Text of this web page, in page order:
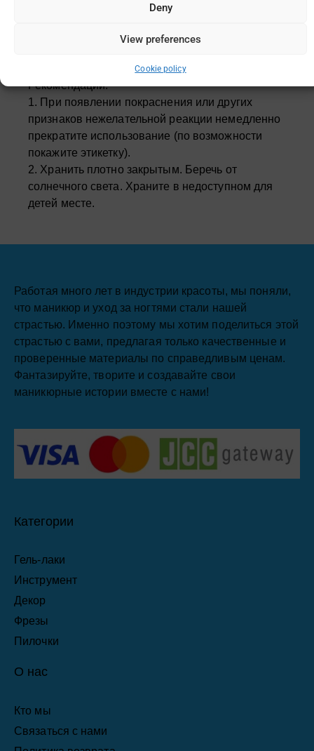
Deny
View preferences
Cookie policy
магнитным лаком для ногтей Cat.
Можно легко получить магнитный эффект
Рекомендации:
1. При появлении покраснения или других
признаков нежелательной реакции немедленно
прекратите использование (по возможности
покажите этикетку).
2. Хранить плотно закрытым. Беречь от
солнечного света. Храните в недоступном для
детей месте.
Работая много лет в индустрии красоты, мы поняли,
что маникюр и уход за ногтями стали нашей
страстью. Именно поэтому мы хотим поделиться этой
страстью с вами, предлагая только качественные и
проверенные материалы по справедливым ценам.
Фантазируйте, творите и создавайте свои
маникюрные истории вместе с нами!
Категории
Гель-лаки
Инструмент
Декор
Фрезы
Пилочки
О нас
Кто мы
Связаться с нами